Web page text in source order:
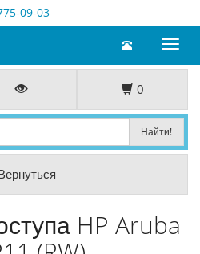
09-03
Toggle
0
HP Aruba